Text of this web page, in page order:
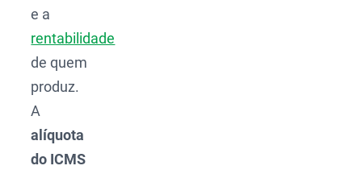
e a
rentabilidade
de quem
produz.
A
alíquota
do ICMS